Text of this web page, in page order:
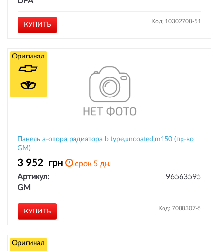
КУПИТЬ Код: 10302708-51
Панель а-опора радиатора b type,uncoated,m150 (пр-во
GM)
3 952 грн
срок 5 дн.
Артикул:
96563595
GM
КУПИТЬ Код: 7088307-5
Оригинал
Оригинал